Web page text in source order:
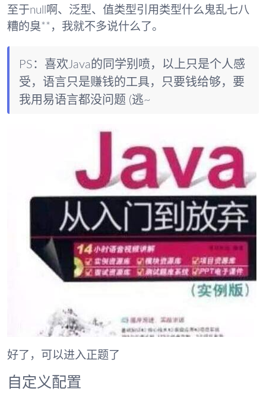
至于null啊、泛型、值类型引用类型什么鬼乱七八
糟的臭**，我就不多说什么了。
PS：喜欢Java的同学别喷，以上只是个人感
受，语言只是赚钱的工具，只要钱给够，要
我用易语言都没问题 (逃~
好了，可以进入正题了
自定义配置